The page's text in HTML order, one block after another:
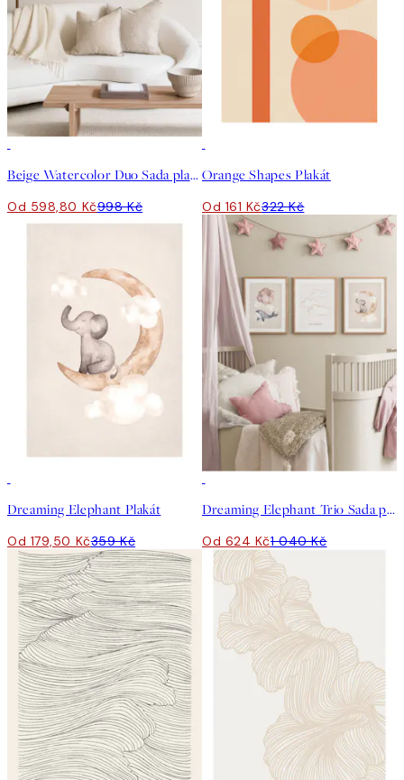
Beige Watercolor Duo Sada plakátů
Od 598,80 Kč998 Kč
Orange Shapes Plakát
Od 161 Kč322 Kč
Dreaming Elephant Plakát
Od 179,50 Kč359 Kč
Dreaming Elephant Trio Sada plakátů
Od 624 Kč1 040 Kč